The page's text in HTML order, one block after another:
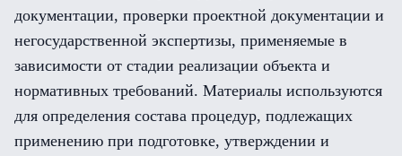
документации, проверки проектной документации и
негосударственной экспертизы, применяемые в
зависимости от стадии реализации объекта и
нормативных требований. Материалы используются
для определения состава процедур, подлежащих
применению при подготовке, утверждении и